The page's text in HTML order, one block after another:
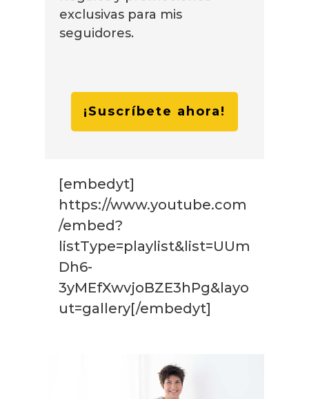
exclusivas para mis
seguidores.
¡Suscríbete ahora!
[embedyt]
https://www.youtube.com
/embed?
listType=playlist&list=UUm
Dh6-
3yMEfXwvjoBZE3hPg&layo
ut=gallery[/embedyt]